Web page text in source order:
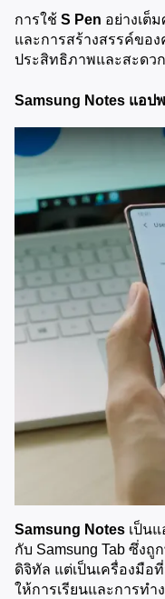
การใช้ S Pen อย่างเต็
และการสร้างสรรค์ขอ
ประสิทธิภาพและสะดว
Samsung Notes แอป
Samsung Notes เป็น
กับ Samsung Tab ซึ่ง
ดิจิทัล แต่เป็นเครื่องมื
ให้การเรียนและการท